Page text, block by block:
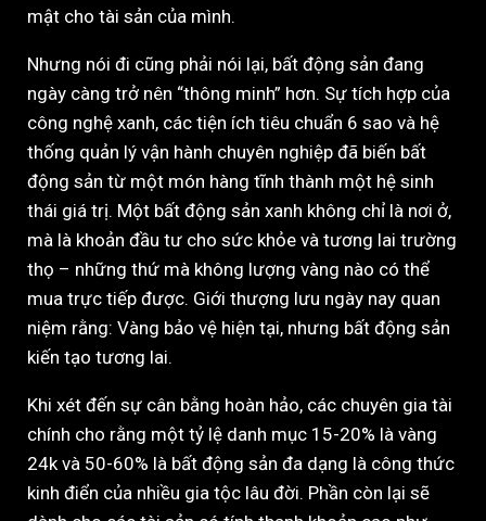
mật cho tài sản của mình.
Nhưng nói đi cũng phải nói lại, bất động sản đang
ngày càng trở nên “thông minh” hơn. Sự tích hợp của
công nghệ xanh, các tiện ích tiêu chuẩn 6 sao và hệ
thống quản lý vận hành chuyên nghiệp đã biến bất
động sản từ một món hàng tĩnh thành một hệ sinh
thái giá trị. Một bất động sản xanh không chỉ là nơi ở,
mà là khoản đầu tư cho sức khỏe và tương lai trường
thọ – những thứ mà không lượng vàng nào có thể
mua trực tiếp được. Giới thượng lưu ngày nay quan
niệm rằng: Vàng bảo vệ hiện tại, nhưng bất động sản
kiến tạo tương lai.
Khi xét đến sự cân bằng hoàn hảo, các chuyên gia tài
chính cho rằng một tỷ lệ danh mục 15-20% là vàng
24k và 50-60% là bất động sản đa dạng là công thức
kinh điển của nhiều gia tộc lâu đời. Phần còn lại sẽ